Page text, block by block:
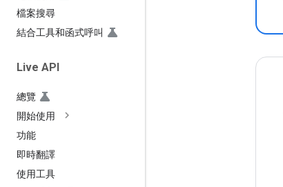
檔案搜尋
結合工具和函式呼叫
Live API
總覽
開始使用
功能
即時翻譯
使用工具